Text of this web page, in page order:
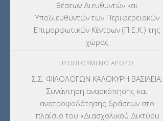
θέσεων Διευθυντών και
Υποδιευθυντών των Περιφερειακών
Επιμορφωτικών Κέντρων (Π.Ε.Κ.) της
χώρας
ΠΡΟΗΓΟΎΜΕΝΟ ΆΡΘΡΟ
Σ.Σ. ΦΙΛΟΛΟΓΩΝ ΚΑΛΟΚΥΡΗ ΒΑΣΙΛΕΙΑ:
Συνάντηση ανασκόπησης και
ανατροφοδότησης δράσεων στο
πλαίσιο του «Διασχολικού Δικτύου